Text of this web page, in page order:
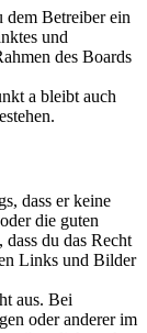
dem Betreiber ein
und
des Boards
a bleibt auch
dass er keine
die guten
du das Recht
Links und Bilder
aus. Bei
oder anderer im